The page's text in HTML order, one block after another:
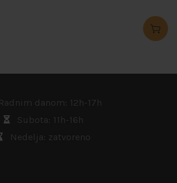
Radnim danom: 12h-17h
Subota: 11h-16h
Nedelja: zatvoreno